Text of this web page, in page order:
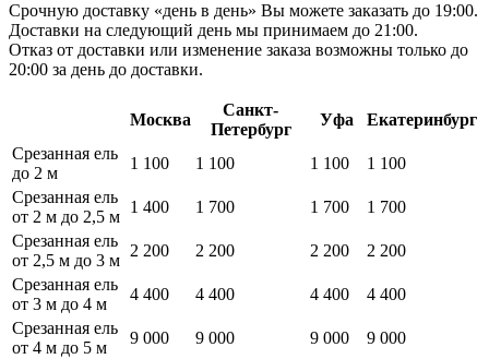
Срочную доставку «день в день» Вы можете заказать до 19:00.
Доставки на следующий день мы принимаем до 21:00.
Отказ от доставки или изменение заказа возможны только до
20:00 за день до доставки.
Москва
Санкт-
Петербург
Уфа
Екатеринбург
Срезанная ель
до 2 м
1 100 1 100 1 100
1 100
Срезанная ель
от 2 м до 2,5 м
1 400 1 700 1 700
1 700
Срезанная ель
от 2,5 м до 3 м
2 200 2 200 2 200
2 200
Срезанная ель
от 3 м до 4 м
4 400 4 400 4 400
4 400
Срезанная ель
от 4 м до 5 м
9 000 9 000 9 000
9 000